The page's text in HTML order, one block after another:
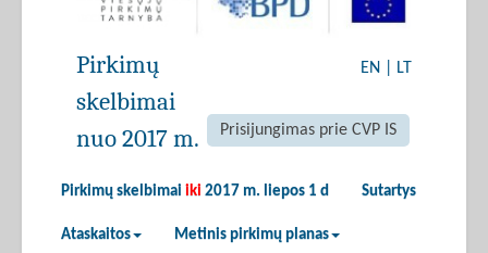
EN LT
Prisijungimas prie CVP IS
Pirkimų skelbimai iki 2017 m. liepos 1 d Sutartys
Ataskaitos Metinis pirkimų planas
Pirkimų
skelbimai
nuo 2017 m.